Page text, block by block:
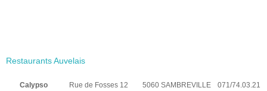
Restaurants Auvelais
Calypso Rue de Fosses 12 5060 SAMBREVILLE
071/74.03.21